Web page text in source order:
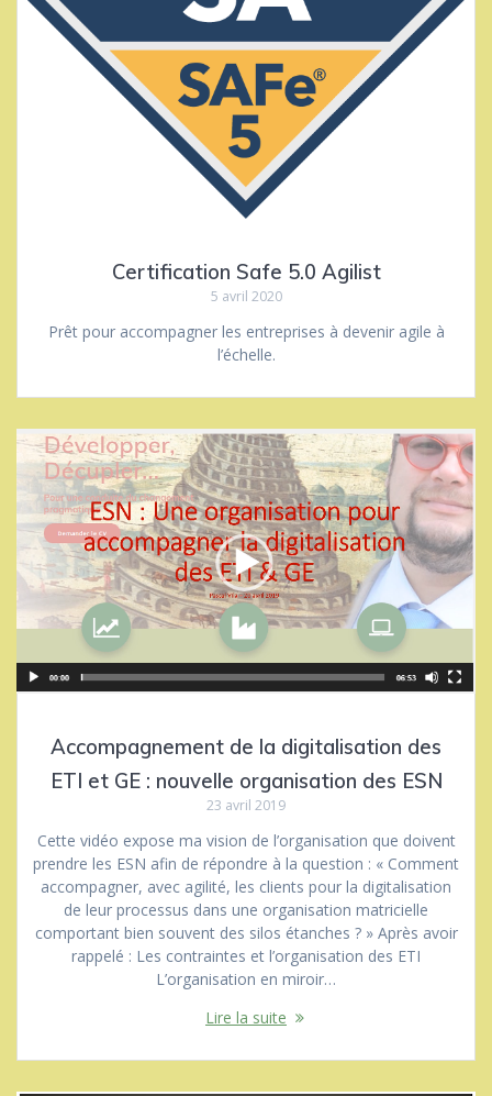
Certification Safe 5.0 Agilist
5 avril 2020
Prêt pour accompagner les entreprises à devenir agile à
l’échelle.
Accompagnement de la digitalisation des
ETI et GE : nouvelle organisation des ESN
23 avril 2019
Cette vidéo expose ma vision de l’organisation que doivent
prendre les ESN afin de répondre à la question : « Comment
accompagner, avec agilité, les clients pour la digitalisation
de leur processus dans une organisation matricielle
comportant bien souvent des silos étanches ? » Après avoir
rappelé : Les contraintes et l’organisation des ETI
L’organisation en miroir…
Lire la suite